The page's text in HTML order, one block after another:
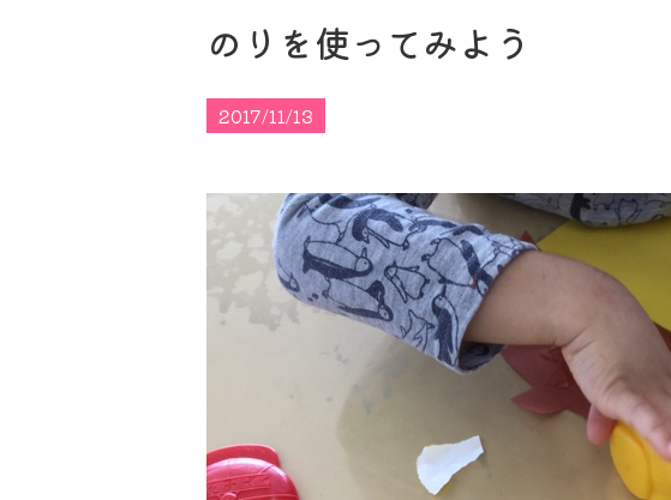
のりを使ってみよう
2017/11/13